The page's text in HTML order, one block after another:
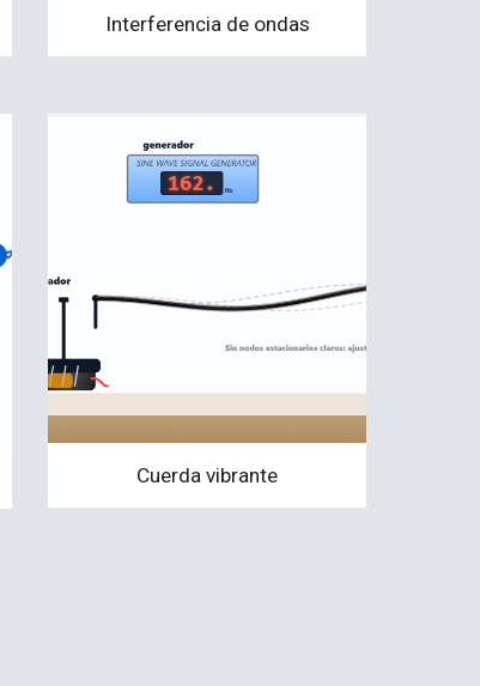
Interferencia de ondas
Cuerda vibrante